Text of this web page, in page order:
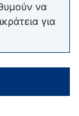
να
για